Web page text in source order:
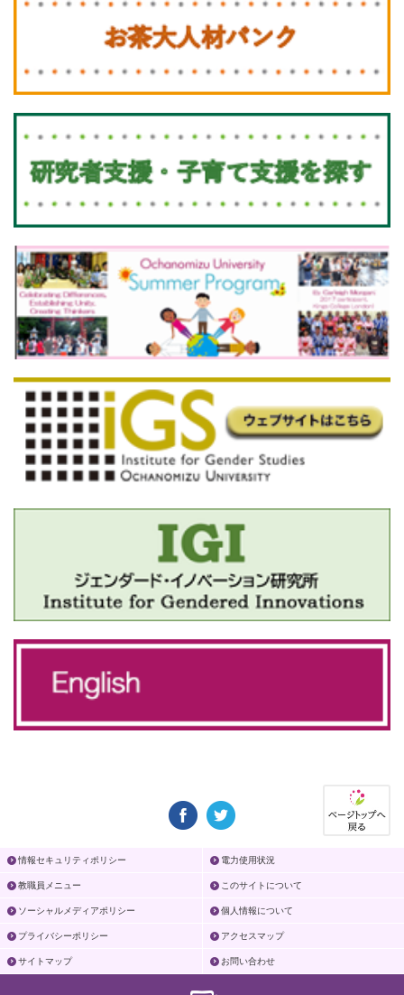
情報セキュリティポリシー 電力使用状況
教職員メニュー このサイトについて
ソーシャルメディアポリシー 個人情報について
プライバシーポリシー アクセスマップ
サイトマップ お問い合わせ